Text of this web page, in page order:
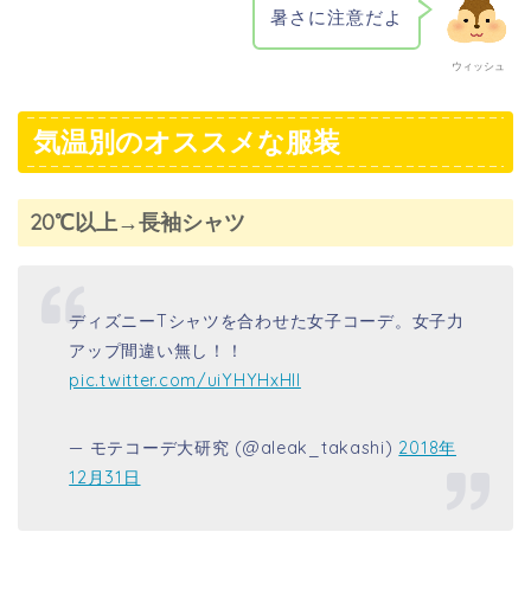
ウィッシュ
暑さに注意だよ
気温別のオススメな服装
20℃以上→長袖シャツ
ディズニーTシャツを合わせた女子コーデ。女子力
アップ間違い無し！！
pic.twitter.com/uiYHYHxHlI
— モテコーデ大研究 (@aleak_takashi) 2018年
12月31日